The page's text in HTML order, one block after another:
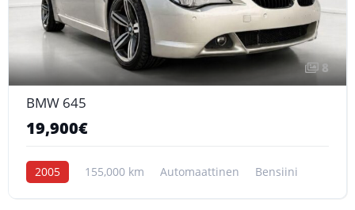
8
BMW 645
19,900€
2005 155,000 km Automaattinen Bensiini